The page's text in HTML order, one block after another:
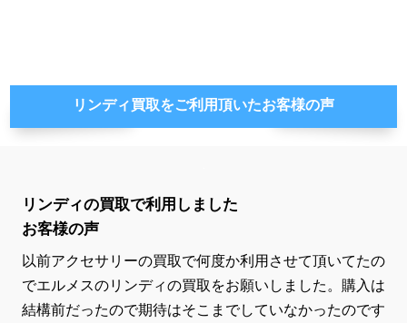
リンディ買取をご利用頂いたお客様の声
リンディの買取で利用しました
お客様の声
以前アクセサリーの買取で何度か利用させて頂いてたの
でエルメスのリンディの買取をお願いしました。購入は
結構前だったので期待はそこまでしていなかったのです